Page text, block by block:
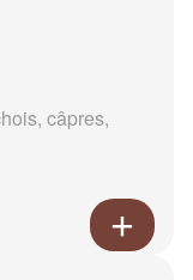
câpres,